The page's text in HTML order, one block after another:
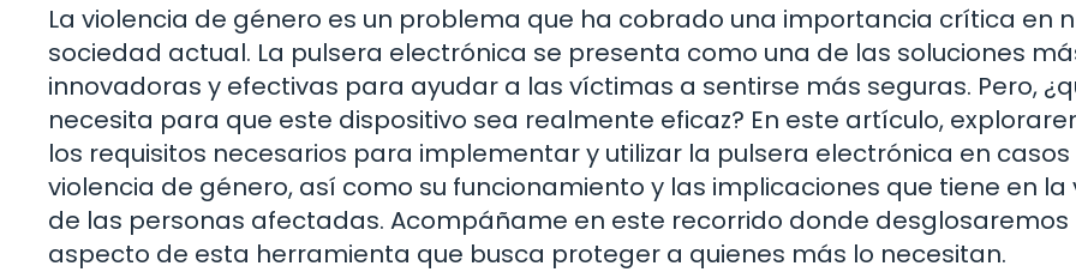
La violencia de género es un problema que ha cobrado una importancia crítica en
sociedad actual. La pulsera electrónica se presenta como una de las soluciones
innovadoras y efectivas para ayudar a las víctimas a sentirse más seguras. Pero,
necesita para que este dispositivo sea realmente eficaz? En este artículo,
los requisitos necesarios para implementar y utilizar la pulsera electrónica en
violencia de género, así como su funcionamiento y las implicaciones que tiene en la
de las personas afectadas. Acompáñame en este recorrido donde
aspecto de esta herramienta que busca proteger a quienes más lo necesitan.